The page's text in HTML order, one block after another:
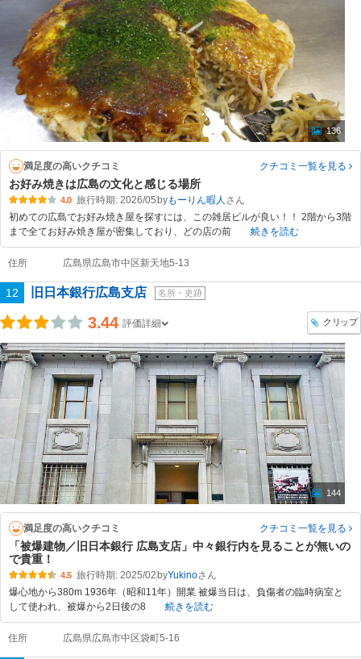
136
満足度の高いクチコミ クチコミ一覧を見る
お好み焼きは広島の文化と感じる場所
4.0 旅行時期: 2026/05 byもーりん暇人
初めての広島でお好み焼き屋を探すには、この雑居ビルが良い！！ 2階から3階
まで全てお好み焼き屋が密集しており、どの店の前
続きを読む
住所 広島県広島市中区新天地5-13
12 旧日本銀行広島支店 名所・史跡
3.44 評価詳細 クリップ
144
満足度の高いクチコミ クチコミ一覧を見る
「被爆建物／旧日本銀行 広島支店」中々銀行内を見ることが無いの
で貴重！
4.5 旅行時期: 2025/02 byYukino
爆心地から380m 1936年（昭和11年）開業 被爆当日は、負傷者の臨時病室と
して使われ、被爆から2日後の8
続きを読む
住所 広島県広島市中区袋町5-16